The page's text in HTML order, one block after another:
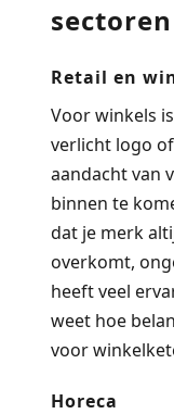
sectoren
Retail en
Voor winkels
verlicht logo
aandacht van
binnen te
dat je merk
overkomt,
heeft veel
weet hoe
voor
Horeca